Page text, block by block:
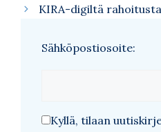
KIRA-digiltä rahoitusta
Sähköpostiosoite:
Kyllä, tilaan